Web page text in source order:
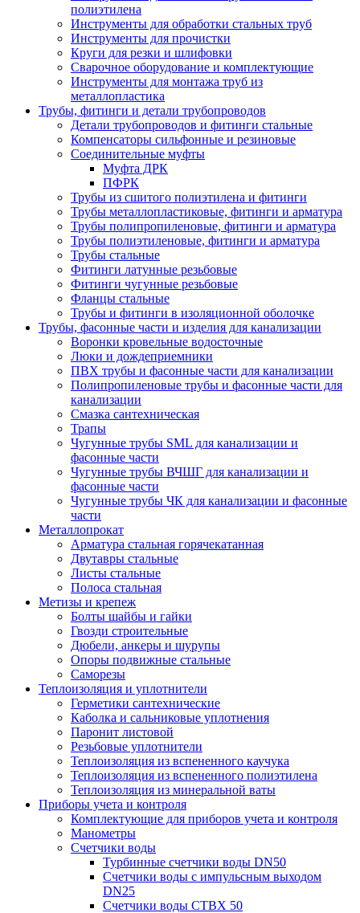
полиэтилена
Инструменты для обработки стальных труб
Инструменты для прочистки
Круги для резки и шлифовки
Сварочное оборудование и комплектующие
Инструменты для монтажа труб из
металлопластика
Трубы, фитинги и детали трубопроводов
Детали трубопроводов и фитинги стальные
Компенсаторы сильфонные и резиновые
Соединительные муфты
Муфта ДРК
ПФРК
Трубы из сшитого полиэтилена и фитинги
Трубы металлопластиковые, фитинги и арматура
Трубы полипропиленовые, фитинги и арматура
Трубы полиэтиленовые, фитинги и арматура
Трубы стальные
Фитинги латунные резьбовые
Фитинги чугунные резьбовые
Фланцы стальные
Трубы и фитинги в изоляционной оболочке
Трубы, фасонные части и изделия для канализации
Воронки кровельные водосточные
Люки и дождеприемники
ПВХ трубы и фасонные части для канализации
Полипропиленовые трубы и фасонные части для
канализации
Смазка сантехническая
Трапы
Чугунные трубы SML для канализации и
фасонные части
Чугунные трубы ВЧШГ для канализации и
фасонные части
Чугунные трубы ЧК для канализации и фасонные
части
Металлопрокат
Арматура стальная горячекатанная
Двутавры стальные
Листы стальные
Полоса стальная
Метизы и крепеж
Болты шайбы и гайки
Гвозди строительные
Дюбели, анкеры и шурупы
Опоры подвижные стальные
Саморезы
Теплоизоляция и уплотнители
Герметики сантехнические
Каболка и сальниковые уплотнения
Паронит листовой
Резьбовые уплотнители
Теплоизоляция из вспененного каучука
Теплоизоляция из вспененного полиэтилена
Теплоизоляция из минеральной ваты
Приборы учета и контроля
Комплектующие для приборов учета и контроля
Манометры
Счетчики воды
Турбинные счетчики воды DN50
Счетчики воды с импульсным выходом
DN25
Счетчики воды СТВХ 50